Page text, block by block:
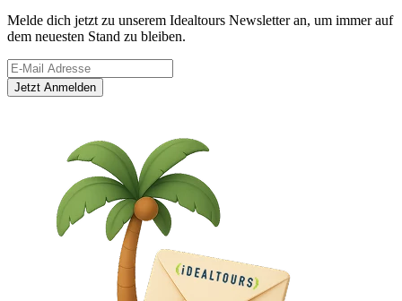
Melde dich jetzt zu unserem Idealtours Newsletter an, um immer auf
dem neuesten Stand zu bleiben.
Jetzt Anmelden